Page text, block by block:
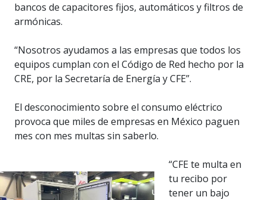
bancos de capacitores fijos, automáticos y filtros de
armónicas.
“Nosotros ayudamos a las empresas que todos los
equipos cumplan con el Código de Red hecho por la
CRE, por la Secretaría de Energía y CFE”.
El desconocimiento sobre el consumo eléctrico
provoca que miles de empresas en México paguen
mes con mes multas sin saberlo.
“CFE te multa en
tu recibo por
tener un bajo